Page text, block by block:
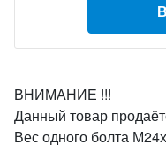
ВНИМАНИЕ !!!
Данный товар
Вес одного болта